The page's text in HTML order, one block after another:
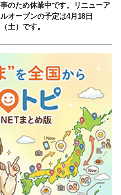
事のため休業中です。リニューア
ルオープンの予定は4月18日
（土）です。